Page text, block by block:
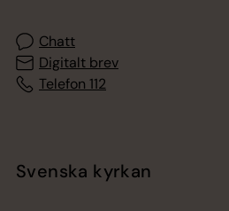
Chatt
Digitalt brev
Telefon 112
Svenska kyrkan